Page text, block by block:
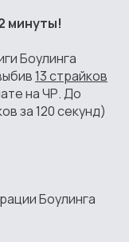
минуты!
Боулинга
13 страйков
на ЧР. До
за 120 секунд)
Боулинга